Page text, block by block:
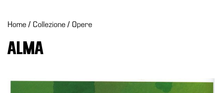
Eventi
Archivi
del
Cosmo
Home / Collezione / Opere
ALMA